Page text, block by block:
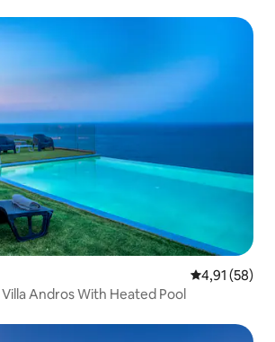
Średnia
4,91 (58)
Andros With Heated Pool